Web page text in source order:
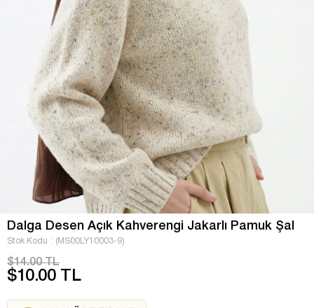
Dalga Desen Açık Kahverengi Jakarlı Pamuk Şal
Stok Kodu (MS00LY10003-9)
$14.00 TL
$10.00 TL